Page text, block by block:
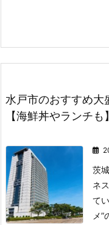
水戸市のおすすめ大
【海鮮丼やランチも】
茨
ネ
て
メ